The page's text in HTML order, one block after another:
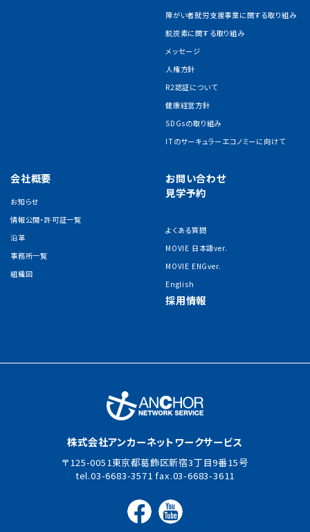
障がい者就労支援事業に関する取り組み
脱炭素に関する取り組み
メッセージ
人権方針
R2認証について
健康経営方針
SDGsの取り組み
ITのサーキュラーエコノミーに向けて
会社概要
お知らせ
情報公開・許可証一覧
沿革
事務所一覧
組織図
お問い合わせ
見学予約
よくある質問
MOVIE 日本語ver.
MOVIE ENGver.
English
採用情報
株式会社アンカーネットワークサービス
125-0051東京都葛飾区新宿3丁目9番15号
03-6683-3571
03-6683-3611